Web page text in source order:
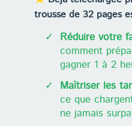
trousse de 32 pages
✓ Réduire votre
comment
gagner 1 à 2
✓ Maîtriser les
ce que
ne jamais